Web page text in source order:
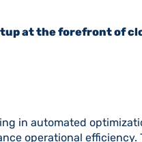
at the forefront of
in automated
operational efficiency.